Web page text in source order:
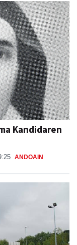
Kandidaren
ANDOAIN